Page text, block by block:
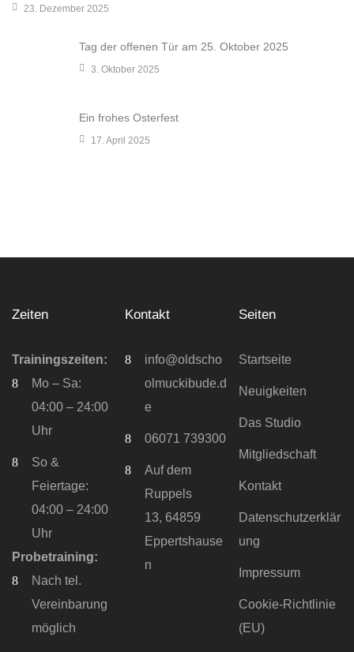
23. Dezember 2025
Tag der offenen Tür am 25. Oktober 2025
3. Oktober 2025
Ein frohes Osterfest
17. April 2025
Zeiten
Trainingszeiten:
Mo – Sa:
04:00 – 24:00
Uhr
So &
Feiertage:
04:00 – 24:00
Uhr
Probetraining:
Nach tel.
Vereinbarung
möglich
Kontakt
info@oldscho
olmuckibude.d
e
06071 739300
Auf dem
Ruppels
13, 64859
Eppertshause
n
Seiten
Startseite
Neuigkeiten
Das Studio
Mitgliedschaft
Kontakt
Datenschutzerklär
ung
Impressum
Cookie-Richtlinie
(EU)